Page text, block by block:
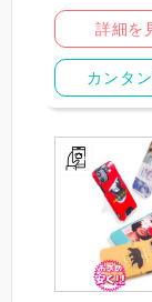
詳細を
カンタ